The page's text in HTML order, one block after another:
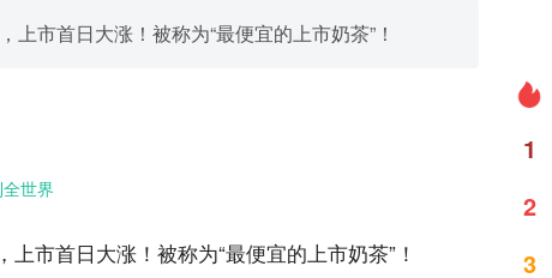
市首日大涨！被称为“最便宜的上市奶茶”！
世界
市首日大涨！被称为“最便宜的上市奶茶”！
1
2
3